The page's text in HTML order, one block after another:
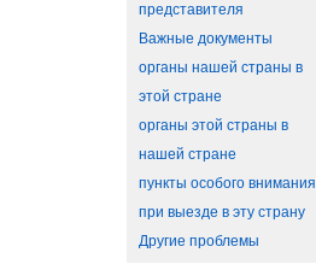
представителя
Важные документы
органы нашей страны в
этой стране
органы этой страны в
нашей стране
пункты особого внимания
при выезде в эту страну
Другие проблемы